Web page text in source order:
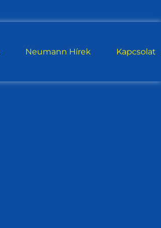
Neumann Hírek Kapcsolat